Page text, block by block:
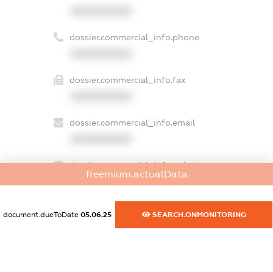
dossier.commercial_info.phone
dossier.commercial_info.fax
dossier.commercial_info.email
dossier.commercial_info.website
freemium.actualData
document.dueToDate 05.06.25 SEARCH.ONMONITORING